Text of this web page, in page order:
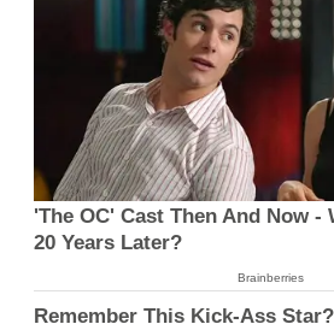
'The OC' Cast Then And Now -
20 Years Later?
Brainberries
Remember This Kick-Ass